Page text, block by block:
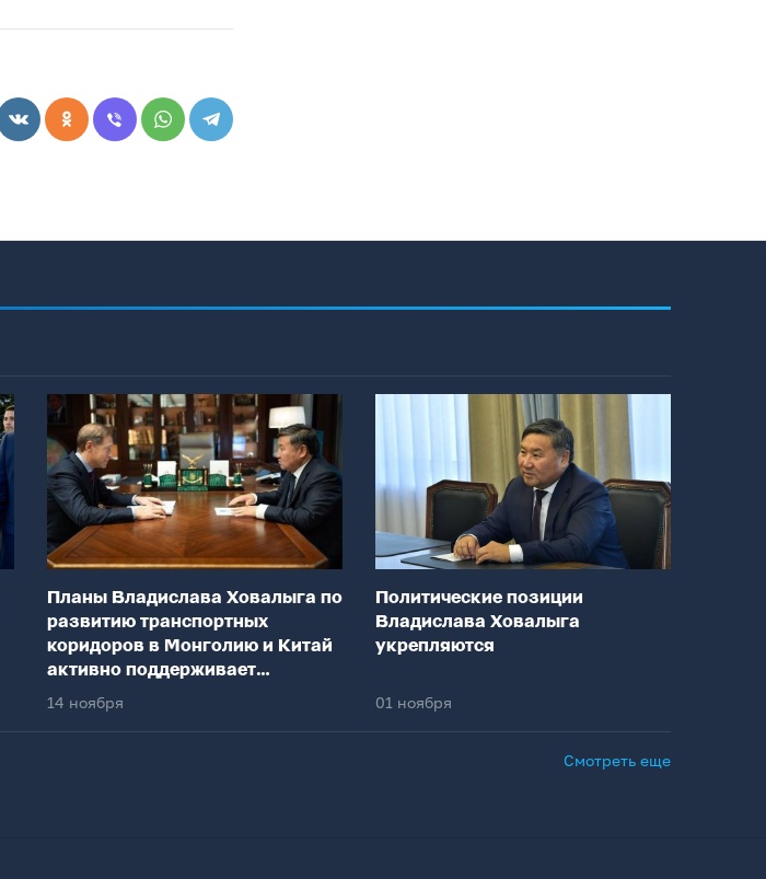
Планы Владислава Ховалыга по
развитию транспортных
коридоров в Монголию и Китай
активно поддерживает
федеральный центр
14 ноября
Политические позиции
Владислава Ховалыга
укрепляются
01 ноября
Смотреть еще